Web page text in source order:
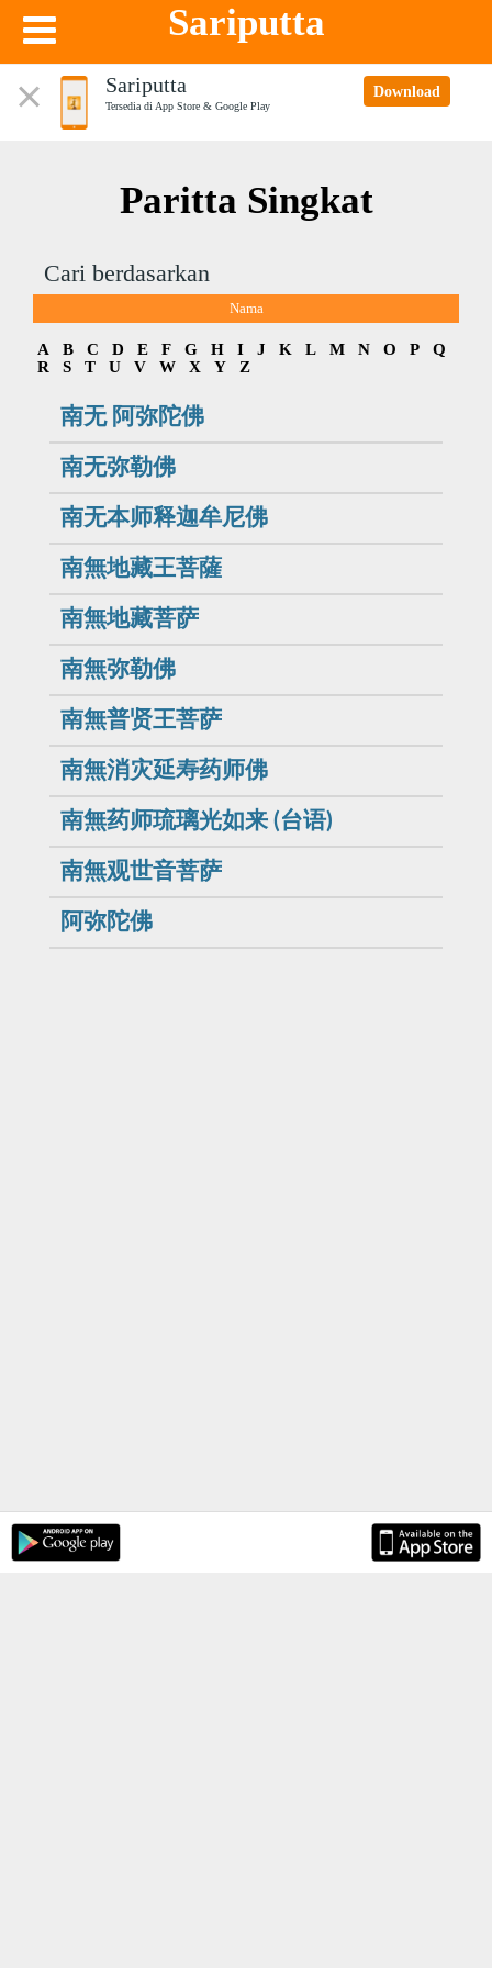
Sariputta
Sariputta
Tersedia di App Store & Google Play
Download
Paritta Singkat
Cari berdasarkan
Nama
A B C D E F G H I J K L M N O P
Q
R
S T U V W X Y Z
南无 阿弥陀佛
南无弥勒佛
南无本师释迦牟尼佛
南無地藏王菩薩
南無地藏菩萨
南無弥勒佛
南無普贤王菩萨
南無消灾延寿药师佛
南無药师琉璃光如来 (台语)
南無观世音菩萨
阿弥陀佛